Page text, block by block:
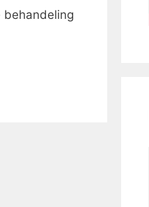
behandeling